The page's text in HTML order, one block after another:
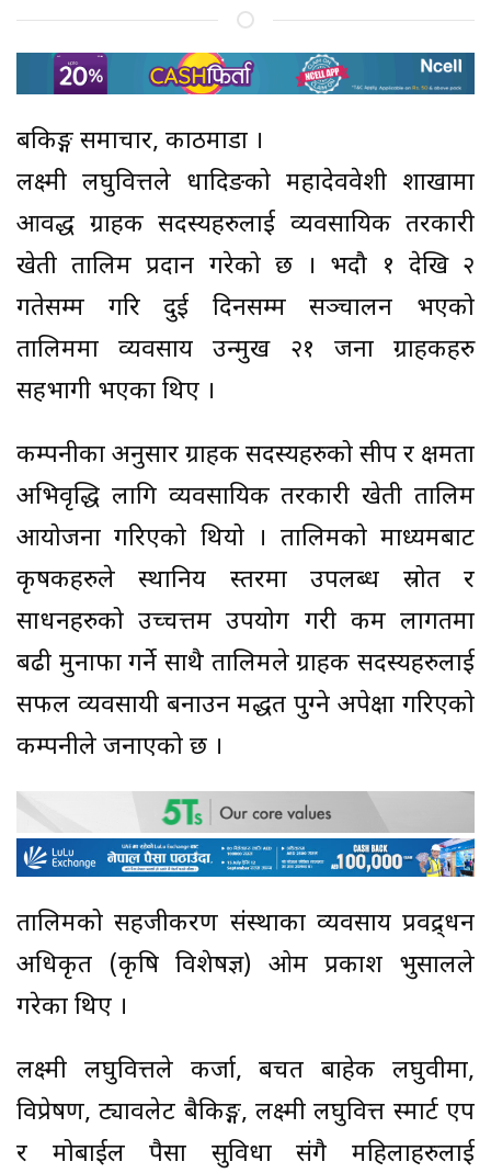
बैंकिङ्ग समाचार, काठमाडौं ।
लक्ष्मी लघुवित्तले धादिङको महादेववेशी शाखामा
आवद्ध ग्राहक सदस्यहरुलाई व्यवसायिक तरकारी
खेती तालिम प्रदान गरेको छ । भदौ १ देखि २
गतेसम्म गरि दुई दिनसम्म सञ्चालन भएको
तालिममा व्यवसाय उन्मुख २१ जना ग्राहकहरु
सहभागी भएका थिए ।
कम्पनीका अनुसार ग्राहक सदस्यहरुको सीप र क्षमता
अभिवृद्धि लागि व्यवसायिक तरकारी खेती तालिम
आयोजना गरिएको थियो । तालिमको माध्यमबाट
कृषकहरुले स्थानिय स्तरमा उपलब्ध स्रोत र
साधनहरुको उच्चत्तम उपयोग गरी कम लागतमा
बढी मुनाफा गर्ने साथै तालिमले ग्राहक सदस्यहरुलाई
सफल व्यवसायी बनाउन मद्धत पुग्ने अपेक्षा गरिएको
कम्पनीले जनाएको छ ।
तालिमको सहजीकरण संस्थाका व्यवसाय प्रवद्र्धन
अधिकृत (कृषि विशेषज्ञ) ओम प्रकाश भुसालले
गरेका थिए ।
लक्ष्मी लघुवित्तले कर्जा, बचत बाहेक लघुवीमा,
विप्रेषण, ट्यावलेट बैकिङ्ग, लक्ष्मी लघुवित्त स्मार्ट एप
र मोबाईल पैसा सुविधा संगै महिलाहरुलाई